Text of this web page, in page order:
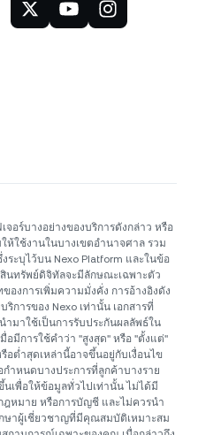
อร์บางอย่างของบริการดังกล่าว หรือ
ห้ใช้งานในบางเขตอำนาจศาล รวม
ะบุไว้บน Nexo Platform และในข้อ
นทรัพย์ดิจิทัลจะมีลักษณะเฉพาะตัว
งการเพิ่มความมั่งคั่ง การอ้างอิงดัง
การของ Nexo เท่านั้น เอกสารที่
ำมาใช้เป็นการรับประกันผลลัพธ์ใน
อมีการใช้คำว่า "สูงสุด" หรือ "ตั้งแต่"
อต่ำสุดเหล่านี้อาจขึ้นอยู่กับเงื่อนไข
ำหนดบางประการที่ลูกค้าบางราย
นเพื่อให้ข้อมูลทั่วไปเท่านั้น ไม่ได้มี
หมาย หรือการบัญชี และไม่ควรนำ
ษาผู้เชี่ยวชาญที่มีคุณสมบัติเหมาะสม